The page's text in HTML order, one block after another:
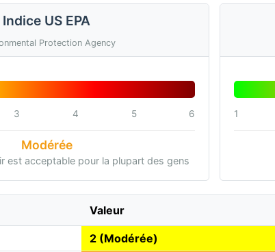
Indice US EPA
Protection Agency
3 4 5 6
Modérée
est acceptable pour la plupart des gens
1
Valeur
2 (Modérée)